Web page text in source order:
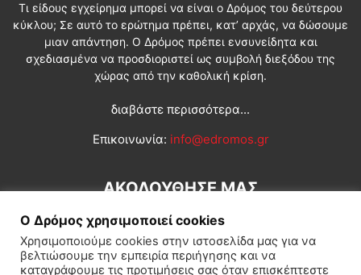
Τι είδους εγχείρημα μπορεί να είναι ο Δρόμος του δεύτερου
κύκλου; Σε αυτό το ερώτημα πρέπει, κατ’ αρχάς, να δώσουμε
μιαν απάντηση. Ο Δρόμος πρέπει ενσυνείδητα και
σχεδιασμένα να προσδιοριστεί ως συμβολή διεξόδου της
χώρας από την καθολική κρίση.
διαβάστε περισσότερα...
Επικοινωνία: info@edromos.gr
ΑΚΟΛΟΥΘΗΣΕ ΜΑΣ
Ο Δρόμος χρησιμοποιεί cookies
Χρησιμοποιούμε cookies στην ιστοσελίδα μας για να
βελτιώσουμε την εμπειρία περιήγησης και να
καταγράφουμε τις προτιμήσεις σας όταν επισκέπτεστε